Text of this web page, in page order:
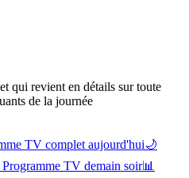
qui revient en détails sur toute
de la journée
TV complet aujourd'hui🌙
TV demain soir📊